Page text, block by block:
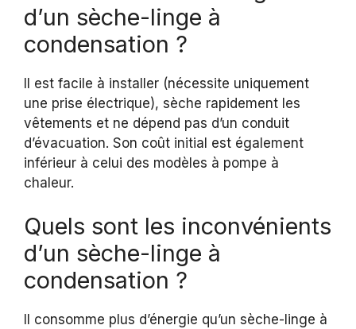
d’un sèche-linge à
condensation ?
Il est facile à installer (nécessite uniquement
une prise électrique), sèche rapidement les
vêtements et ne dépend pas d’un conduit
d’évacuation. Son coût initial est également
inférieur à celui des modèles à pompe à
chaleur.
Quels sont les inconvénients
d’un sèche-linge à
condensation ?
Il consomme plus d’énergie qu’un sèche-linge à